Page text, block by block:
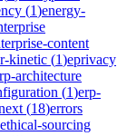
(1)energy-
content
kinetic (1)eprivacy
architecture
(1)erp-
(18)errors
ethical-sourcing